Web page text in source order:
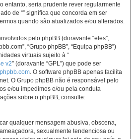
entanto, seria prudente rever regularmente
de “” significa que concorda em ser
quando são atualizados e/ou alterados.
pelo phpBB (doravante “eles”,
“Grupo phpBB”, “Equipa phpBB”)
virtuais sujeito à “
v2” (doravante “GPL”) que pode ser
. O software phpBB apenas facilita
O Grupo phpBB não é responsável pelo
e/ou impedimos e/ou pela conduta
sobre o phpBB, consulte:
qualquer mensagem abusiva, obscena,
sexualmente tendenciosa ou